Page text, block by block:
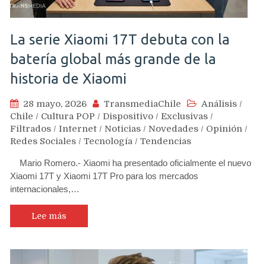
La serie Xiaomi 17T debuta con la
batería global más grande de la
historia de Xiaomi
28 mayo, 2026 TransmediaChile Análisis /
Chile / Cultura POP / Dispositivo / Exclusivas /
Filtrados / Internet / Noticias / Novedades / Opinión /
Redes Sociales / Tecnología / Tendencias
Mario Romero.- Xiaomi ha presentado oficialmente el nuevo
Xiaomi 17T y Xiaomi 17T Pro para los mercados
internacionales,…
Lee más